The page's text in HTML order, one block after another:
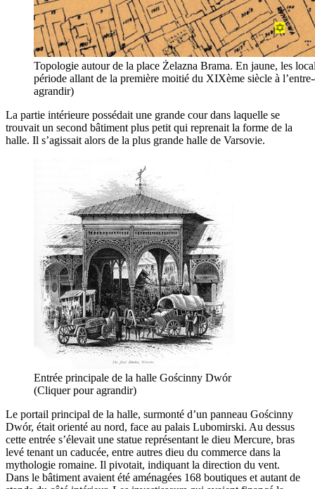
Topologie autour de la place Żelazna Brama. En jaune, les
période allant de la première moitié du XIXème siècle à
agrandir)
La partie intérieure possédait une grande cour dans laquelle se
trouvait un second bâtiment plus petit qui reprenait la forme de la
halle. Il s’agissait alors de la plus grande halle de Varsovie.
Entrée principale de la halle Gościnny Dwór
(Cliquer pour agrandir)
Le portail principal de la halle, surmonté d’un panneau Gościnny
Dwór, était orienté au nord, face au palais Lubomirski. Au dessus
cette entrée s’élevait une statue représentant le dieu Mercure, bras
levé tenant un caducée, entre autres dieu du commerce dans la
mythologie romaine. Il pivotait, indiquant la direction du vent.
Dans le bâtiment avaient été aménagées 168 boutiques et autant de